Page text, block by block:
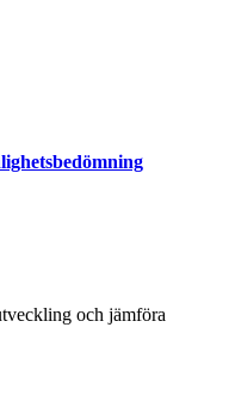
och jämföra